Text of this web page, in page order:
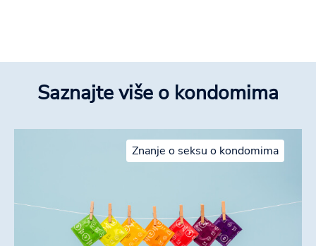
Saznajte više o kondomima
Znanje o seksu o kondomima